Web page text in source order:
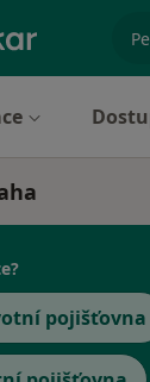
pojišťovna